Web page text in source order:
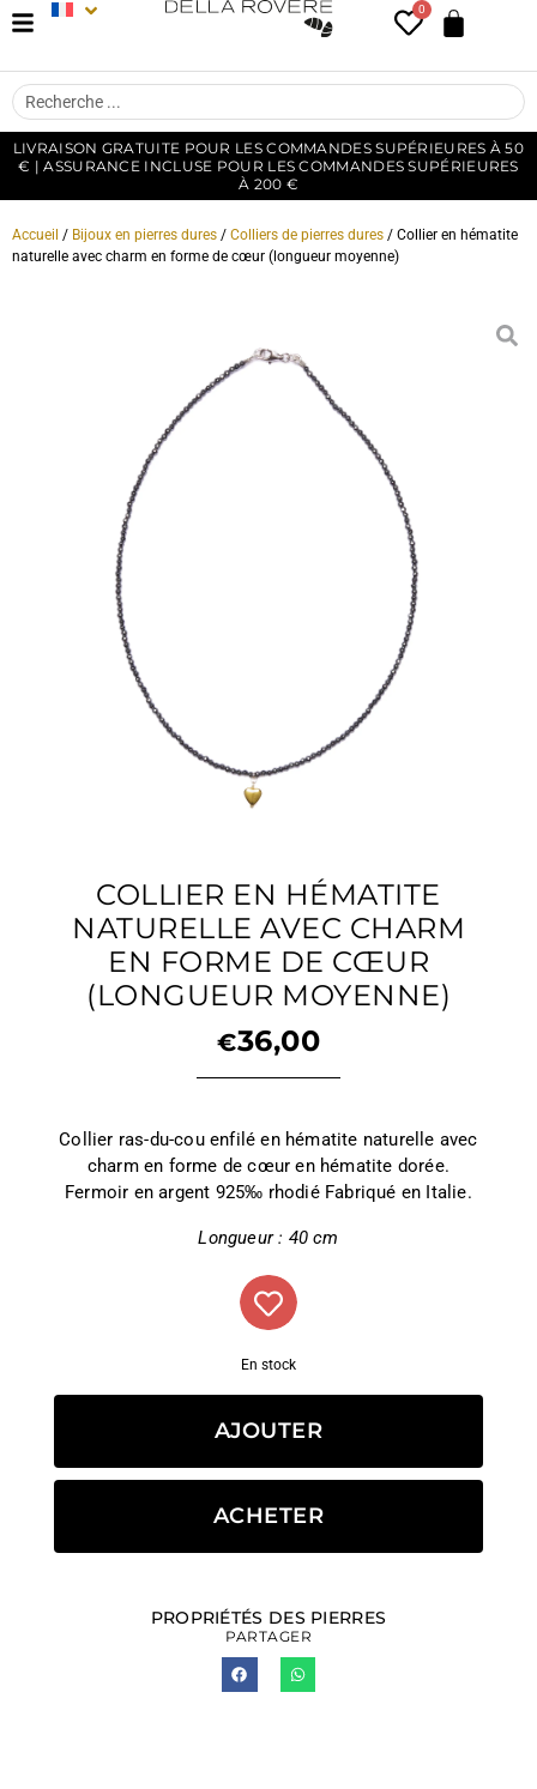
0
LIVRAISON GRATUITE POUR LES COMMANDES SUPÉRIEURES À 50
€ | ASSURANCE INCLUSE POUR LES COMMANDES SUPÉRIEURES
À 200 €
Accueil / Bijoux en pierres dures / Colliers de pierres dures / Collier en hématite
naturelle avec charm en forme de cœur (longueur moyenne)
COLLIER EN HÉMATITE
NATURELLE AVEC CHARM
EN FORME DE CŒUR
(LONGUEUR MOYENNE)
€36,00
Collier ras-du-cou enfilé en hématite naturelle avec
charm en forme de cœur en hématite dorée.
Fermoir en argent 925‰ rhodié Fabriqué en Italie.
Longueur : 40 cm
En stock
AJOUTER
ACHETER
PROPRIÉTÉS DES PIERRES
PARTAGER